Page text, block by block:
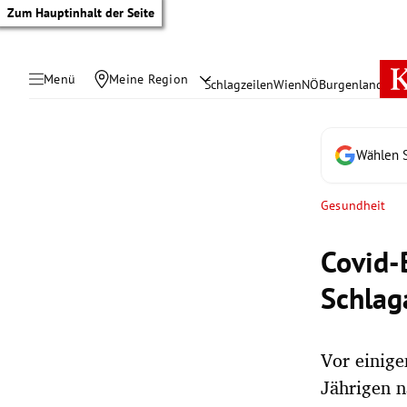
Zum Hauptinhalt der Seite
Menü Meine Region SchlagzeilenWienNÖBurgenland
Wählen
Gesundheit
Vor
Jährigen